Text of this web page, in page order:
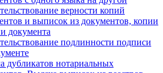
верности копий
и выписок из документов, копии
документа
подлинности подписи
дубликатов нотариальных